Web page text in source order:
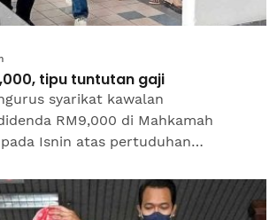
tipu tuntutan gaji
syarikat kawalan
RM9,000 di Mahkamah
Isnin atas pertuduhan
syarikat...